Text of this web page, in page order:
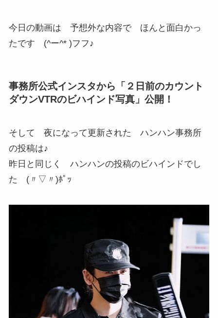
今日の動画は 予想外な内容で ほんと面白かっ
たです (^ー^* )フフ♪
事務所公式インスタから「２日前のカウント
ダウンVTRのビハインド写真」公開！
そして 夜になって更新された ハンハン事務所
の投稿は♪
昨日と同じく ハンハンの投稿のビハインドでし
た (〃▽〃)ﾎﾟｯ